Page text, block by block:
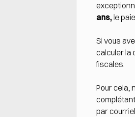
ans,le
Si vous
calculer la
fiscales.
Pour cela,
par